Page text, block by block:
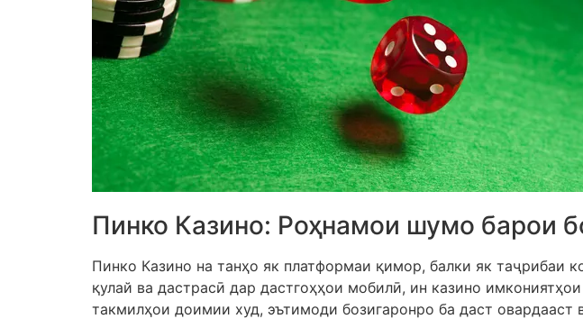
Пинко Казино: Роҳнамои шумо барои
Пинко Казино на танҳо як платформаи қимор, балки як таҷрибаи
қулай ва дастрасӣ дар дастгоҳҳои мобилӣ, ин казино
такмилҳои доимии худ, эътимоди бозигаронро ба даст